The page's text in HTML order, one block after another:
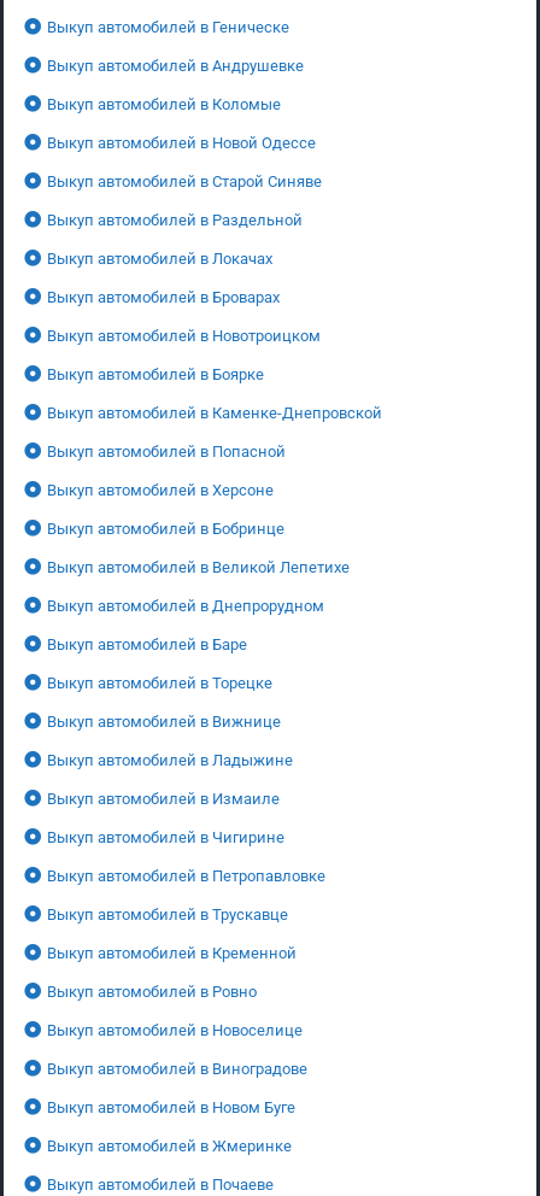
Выкуп автомобилей в Геническе
Выкуп автомобилей в Андрушевке
Выкуп автомобилей в Коломые
Выкуп автомобилей в Новой Одессе
Выкуп автомобилей в Старой Синяве
Выкуп автомобилей в Раздельной
Выкуп автомобилей в Локачах
Выкуп автомобилей в Броварах
Выкуп автомобилей в Новотроицком
Выкуп автомобилей в Боярке
Выкуп автомобилей в Каменке-Днепровской
Выкуп автомобилей в Попасной
Выкуп автомобилей в Херсоне
Выкуп автомобилей в Бобринце
Выкуп автомобилей в Великой Лепетихе
Выкуп автомобилей в Днепрорудном
Выкуп автомобилей в Баре
Выкуп автомобилей в Торецке
Выкуп автомобилей в Вижнице
Выкуп автомобилей в Ладыжине
Выкуп автомобилей в Измаиле
Выкуп автомобилей в Чигирине
Выкуп автомобилей в Петропавловке
Выкуп автомобилей в Трускавце
Выкуп автомобилей в Кременной
Выкуп автомобилей в Ровно
Выкуп автомобилей в Новоселице
Выкуп автомобилей в Виноградове
Выкуп автомобилей в Новом Буге
Выкуп автомобилей в Жмеринке
Выкуп автомобилей в Почаеве